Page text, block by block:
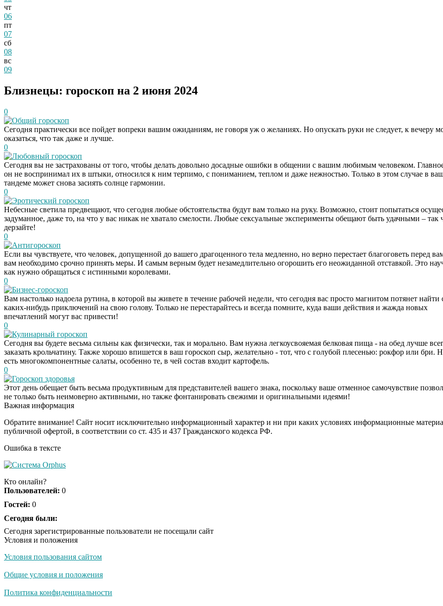
чт
06
пт
07
сб
08
вс
09
Близнецы: гороскоп на 2 июня 2024
0
Общий гороскоп
Сегодня практически все пойдет вопреки вашим ожиданиям, не говоря уж о желаниях. Но опускать руки не следует, к вечеру
оказаться, что так даже и лучше.
0
Любовный гороскоп
Сегодня вы не застрахованы от того, чтобы делать довольно досадные ошибки в общении с вашим любимым человеком.
он не воспринимал их в штыки, относился к ним терпимо, с пониманием, теплом и даже нежностью. Только в этом случае в
тандеме может снова засиять солнце гармонии.
0
Эротический гороскоп
Небесные светила предвещают, что сегодня любые обстоятельства будут вам только на руку. Возможно, стоит попытаться
задуманное, даже то, на что у вас никак не хватало смелости. Любые сексуальные эксперименты обещают быть удачными – так
дерзайте!
0
Антигороскоп
Если вы чувствуете, что человек, допущенной до вашего драгоценного тела медленно, но верно перестает благоговеть перед
вам необходимо срочно принять меры. И самым верным будет незамедлительно огорошить его неожиданной отставкой. Это
как нужно обращаться с истинными королевами.
0
Бизнес-гороскоп
Вам настолько надоела рутина, в которой вы живете в течение рабочей недели, что сегодня вас просто магнитом потянет найти
каких-нибудь приключений на свою голову. Только не перестарайтесь и всегда помните, куда ваши действия и жажда новых
впечатлений могут вас привести!
0
Кулинарный гороскоп
Сегодня вы будете весьма сильны как физически, так и морально. Вам нужна легкоусвояемая белковая пища - на обед лучше
заказать крольчатину. Также хорошо впишется в ваш гороскоп сыр, желательно - тот, что с голубой плесенью: рокфор или бри.
есть многокомпонентные салаты, особенно те, в чей состав входит картофель.
0
Гороскоп здоровья
Этот день обещает быть весьма продуктивным для представителей вашего знака, поскольку ваше отменное самочувствие
не только быть неимоверно активными, но также фонтанировать свежими и оригинальными идеями!
Важная информация
Обратите внимание! Сайт носит исключительно информационный характер и ни при каких условиях информационные
публичной офертой, в соответствии со ст. 435 и 437 Гражданского кодекса РФ.
Ошибка в тексте
Кто онлайн?
Пользователей: 0
Гостей: 0
Сегодня были:
Сегодня зарегистрированные пользователи не посещали сайт
Условия и положения
Условия пользования сайтом
Общие условия и положения
Политика конфиденциальности